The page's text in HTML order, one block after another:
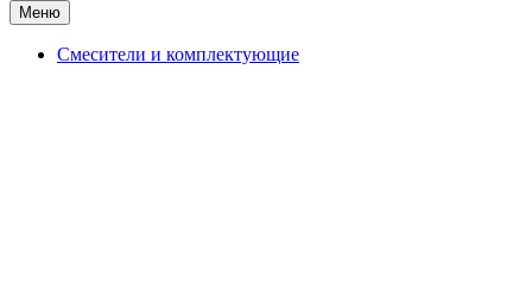
Меню
Смесители и комплектующие